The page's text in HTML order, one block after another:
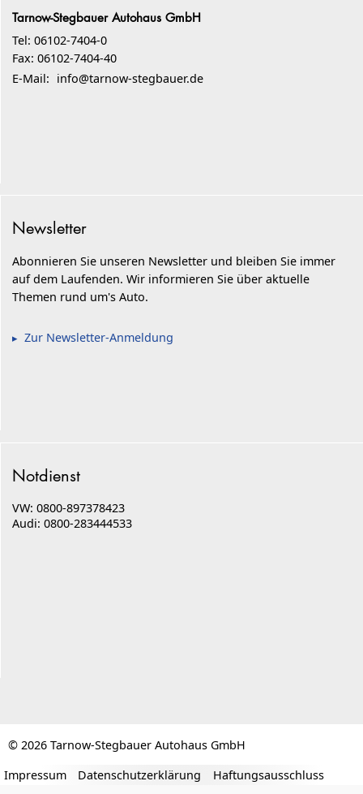
Tarnow-Stegbauer Autohaus GmbH
Tel: 06102-7404-0
Fax: 06102-7404-40
E-Mail: info@tarnow-stegbauer.de
Newsletter
Abonnieren Sie unseren Newsletter und bleiben Sie immer
auf dem Laufenden. Wir informieren Sie über aktuelle
Themen rund um's Auto.
Zur Newsletter-Anmeldung
Notdienst
VW: 0800-897378423
Audi: 0800-283444533
© 2026 Tarnow-Stegbauer Autohaus GmbH
Impressum
Datenschutzerklärung Haftungsausschluss